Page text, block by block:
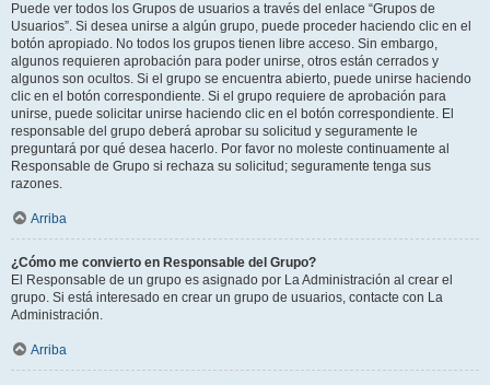
Puede ver todos los Grupos de usuarios a través del enlace “Grupos de
Usuarios”. Si desea unirse a algún grupo, puede proceder haciendo clic en el
botón apropiado. No todos los grupos tienen libre acceso. Sin embargo,
algunos requieren aprobación para poder unirse, otros están cerrados y
algunos son ocultos. Si el grupo se encuentra abierto, puede unirse haciendo
clic en el botón correspondiente. Si el grupo requiere de aprobación para
unirse, puede solicitar unirse haciendo clic en el botón correspondiente. El
responsable del grupo deberá aprobar su solicitud y seguramente le
preguntará por qué desea hacerlo. Por favor no moleste continuamente al
Responsable de Grupo si rechaza su solicitud; seguramente tenga sus
razones.
Arriba
¿Cómo me convierto en Responsable del Grupo?
El Responsable de un grupo es asignado por La Administración al crear el
grupo. Si está interesado en crear un grupo de usuarios, contacte con La
Administración.
Arriba